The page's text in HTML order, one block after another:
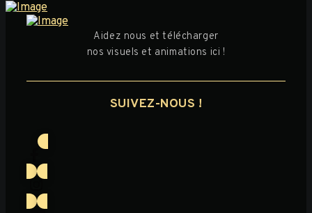
Aidez nous et télécharger
nos visuels et animations ici !
SUIVEZ-NOUS !